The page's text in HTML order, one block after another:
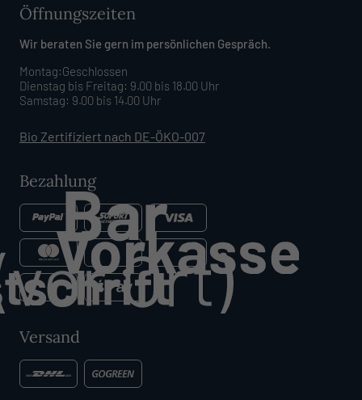
Öffnungszeiten
Wir beraten Sie gern im persönlichen Gespräch.
Montag:Geschlossen
Dienstag bis Freitag: 9.00 bis 18.00 Uhr
Samstag: 9.00 bis 14.00 Uhr
Bio Zertifiziert nach DE-ÖKO-007
Bezahlung
Versand